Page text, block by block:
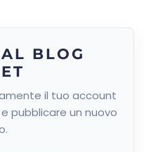
BLOG
il tuo account
pubblicare un nuovo